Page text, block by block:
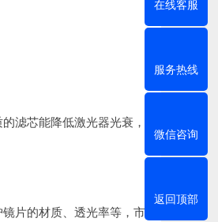
滤芯能降低激光器光衰，
片的材质、透光率等，市
在线客服
服务热线
微信咨询
返回顶部